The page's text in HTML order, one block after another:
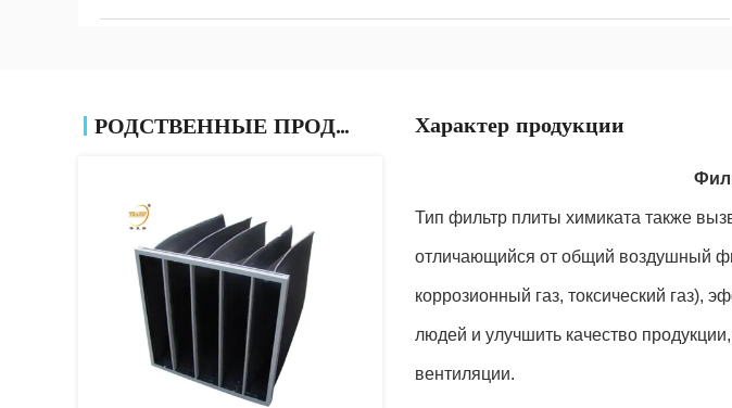
РОДСТВЕННЫЕ ПРОДУКТЫ Характер продукции
Тип фильтр плиты химиката также
отличающийся от общий воздушный
коррозионный газ, токсический газ),
людей и улучшить качество
вентиляции.